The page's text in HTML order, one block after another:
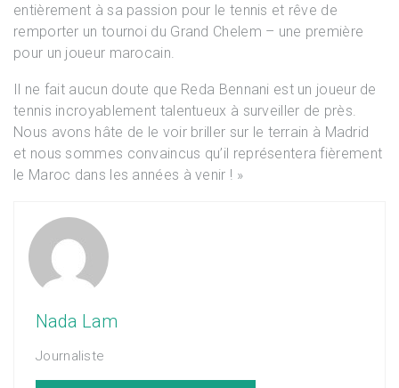
entièrement à sa passion pour le tennis et rêve de
remporter un tournoi du Grand Chelem – une première
pour un joueur marocain.
Il ne fait aucun doute que Reda Bennani est un joueur de
tennis incroyablement talentueux à surveiller de près.
Nous avons hâte de le voir briller sur le terrain à Madrid
et nous sommes convaincus qu’il représentera fièrement
le Maroc dans les années à venir ! »
Nada Lam
Journaliste